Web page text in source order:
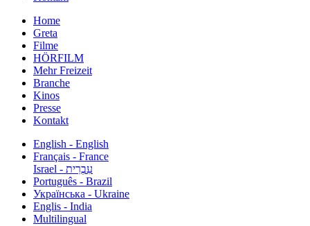
Home
Greta
Filme
HÖRFILM
Mehr Freizeit
Branche
Kinos
Presse
Kontakt
English - English
Français - France
עִבְרִית - Israel
Português - Brazil
Українська - Ukraine
Englis - India
Multilingual